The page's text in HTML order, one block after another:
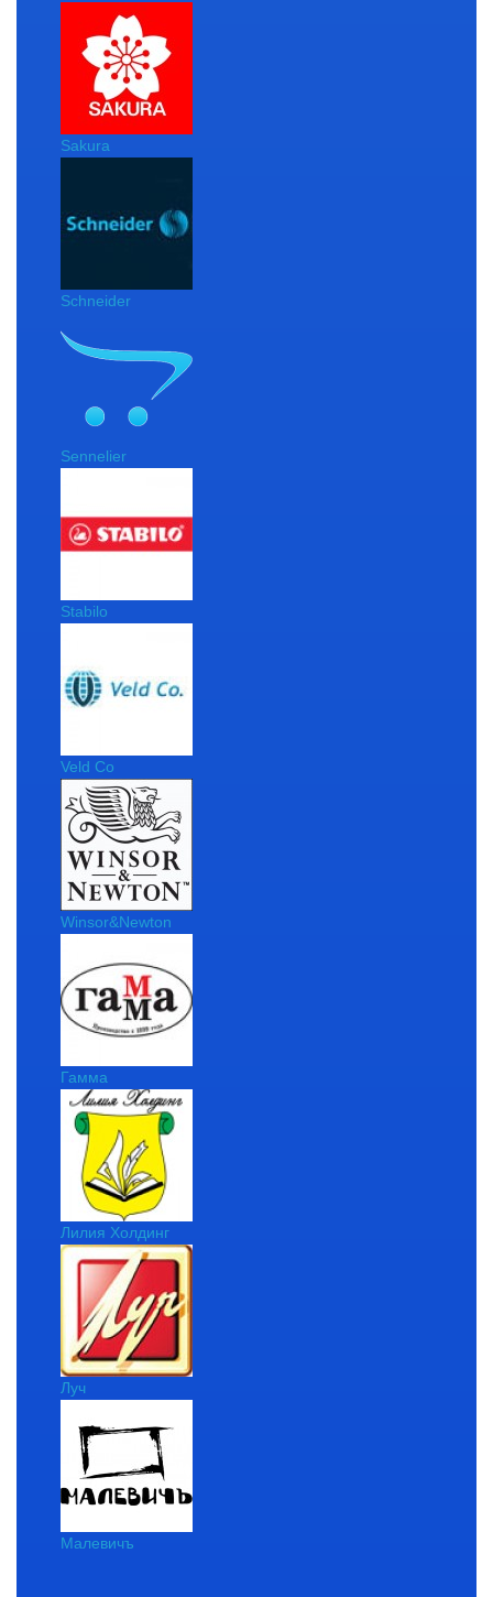
Sakura
Schneider
Sennelier
Stabilo
Veld Co
Winsor&Newton
Гамма
Лилия Холдинг
Луч
Малевичъ